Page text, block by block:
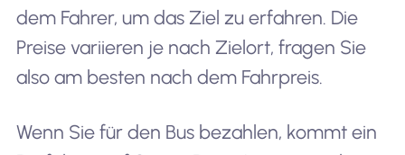
dem Fahrer, um das Ziel zu erfahren. Die
Preise variieren je nach Zielort, fragen Sie
also am besten nach dem Fahrpreis.
Wenn Sie für den Bus bezahlen, kommt ein